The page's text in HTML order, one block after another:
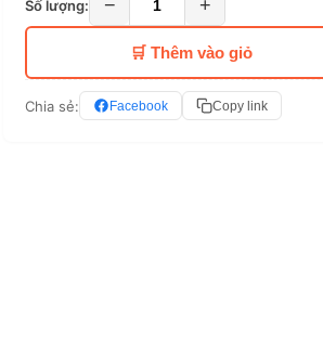
Số lượng: − +
🛒 Thêm vào giỏ
Chia sẻ: Facebook Copy link